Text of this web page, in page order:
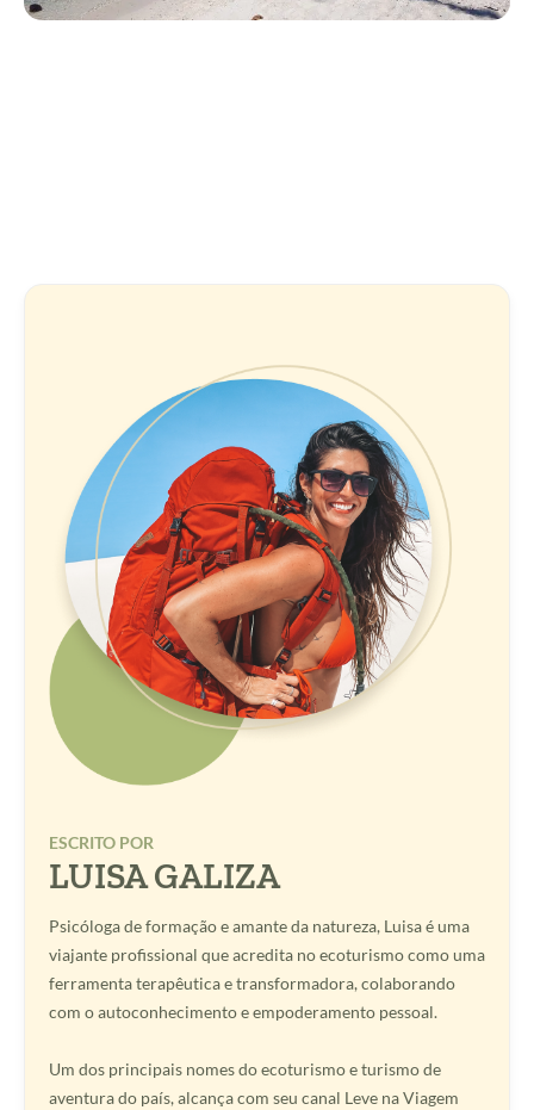
ESCRITO POR
LUISA GALIZA
Psicóloga de formação e amante da natureza, Luisa é uma
viajante profissional que acredita no ecoturismo como uma
ferramenta terapêutica e transformadora, colaborando
com o autoconhecimento e empoderamento pessoal.
Um dos principais nomes do ecoturismo e turismo de
aventura do país, alcança com seu canal Leve na Viagem